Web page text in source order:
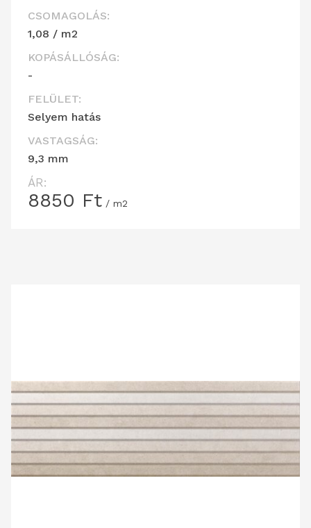
CSOMAGOLÁS:
1,08 / m2
KOPÁSÁLLÓSÁG:
-
FELÜLET:
Selyem hatás
VASTAGSÁG:
9,3 mm
ÁR:
8850 Ft / m2